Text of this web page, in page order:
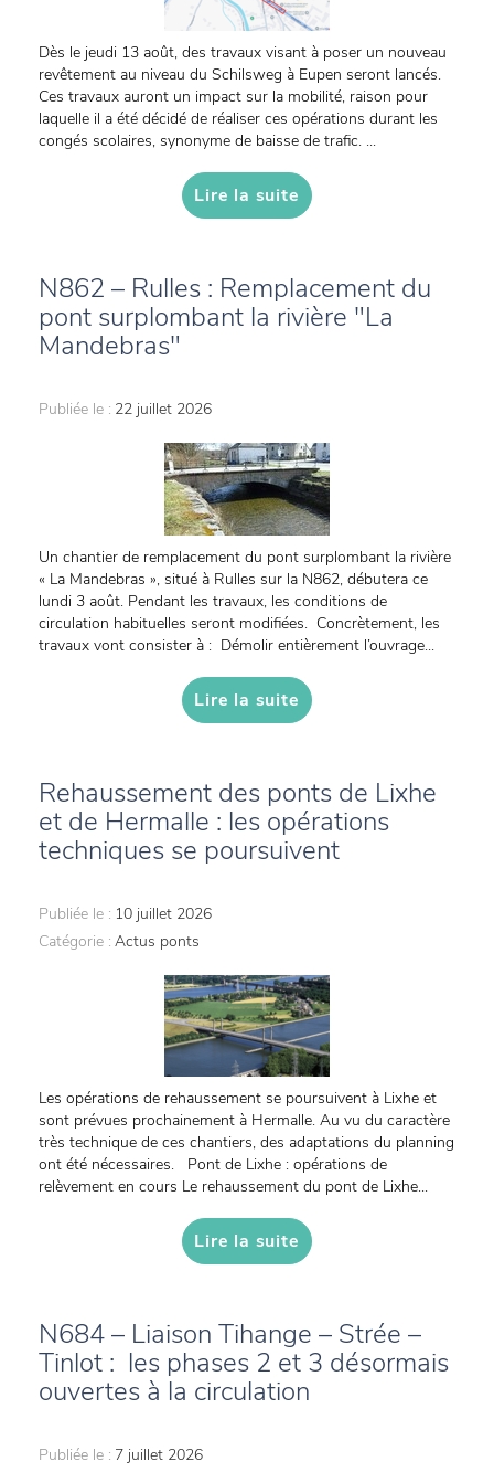
Dès le jeudi 13 août, des travaux visant à poser un nouveau
revêtement au niveau du Schilsweg à Eupen seront lancés.
Ces travaux auront un impact sur la mobilité, raison pour
laquelle il a été décidé de réaliser ces opérations durant les
congés scolaires, synonyme de baisse de trafic. ...
Lire la suite
N862 – Rulles : Remplacement du
pont surplombant la rivière "La
Mandebras"
Publiée le : 22 juillet 2026
Un chantier de remplacement du pont surplombant la rivière
« La Mandebras », situé à Rulles sur la N862, débutera ce
lundi 3 août. Pendant les travaux, les conditions de
circulation habituelles seront modifiées. Concrètement, les
travaux vont consister à : Démolir entièrement l’ouvrage...
Lire la suite
Rehaussement des ponts de Lixhe
et de Hermalle : les opérations
techniques se poursuivent
Publiée le : 10 juillet 2026
Catégorie : Actus ponts
Les opérations de rehaussement se poursuivent à Lixhe et
sont prévues prochainement à Hermalle. Au vu du caractère
très technique de ces chantiers, des adaptations du planning
ont été nécessaires. Pont de Lixhe : opérations de
relèvement en cours Le rehaussement du pont de Lixhe...
Lire la suite
N684 – Liaison Tihange – Strée –
Tinlot : les phases 2 et 3 désormais
ouvertes à la circulation
Publiée le : 7 juillet 2026